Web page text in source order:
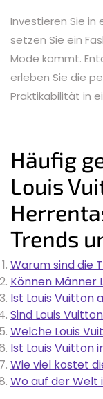
Investieren Sie in
setzen Sie ein
Mode kommt.
erleben Sie die
Praktikabilität in
Häufig
Louis
Trends
Warum sind die
Können Männer
Ist Louis Vuitton
Sind Louis
Welche Louis
Ist Louis Vuitton
Wie viel kostet
Wo auf der Welt